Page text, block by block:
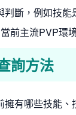
判斷，例如技能
前主流PVP環
詢方法
擁有哪些技能